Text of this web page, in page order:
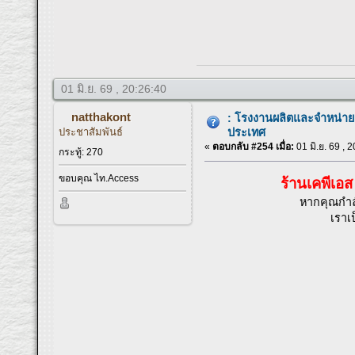
01 มิ.ย. 69 , 20:26:40
natthakont
ประชาสัมพันธ์
กระทู้: 270
ขอบคุณ ไท.Access
: โรงงานผลิตและจำหน่า
ประเทศ
« ตอบกลับ #254 เมื่อ: 01 มิ.ย. 69 ,
ร้านเคพีเอ
หากคุณกำ
เรา